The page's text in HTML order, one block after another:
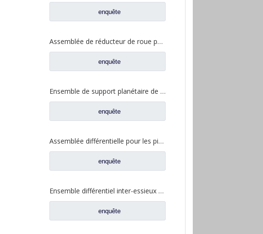
enquête
Assemblée de réducteur de roue pour les pièces de rechange automatiques AZ7121345129 de Sinotruk HOWO Steyr
enquête
Ensemble de support planétaire de jante de roue pour pièces de rechange de camion automatique Sinotruk HOWO Steyr AZ9231340329
enquête
Assemblée différentielle pour les pièces de rechange QT440SH0-2510050 de camion d'Auman Qingte 440 QT440
enquête
Ensemble différentiel inter-essieux pour pièces de rechange de camion FAW Jiefang 475 2507055-K5H
enquête